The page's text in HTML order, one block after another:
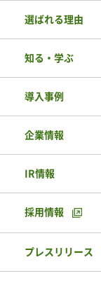
選ばれる理由
知る・学ぶ
導入事例
企業情報
IR情報
採用情報
プレスリリース